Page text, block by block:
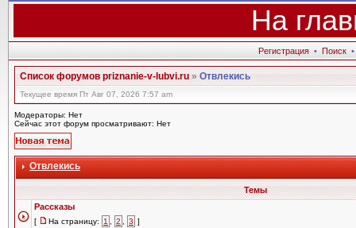
На
Регистрация • Поиск •
Список форумов priznanie-v-lubvi.ru»Отвлекись
Текущее время Пт Авг 07, 2026 7:57 am
Модераторы: Нет
Сейчас этот форум просматривают: Нет
Отвлекись
Темы
Рассказы
[ На страницу: 1 2 3 ]